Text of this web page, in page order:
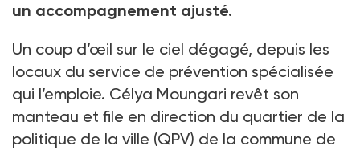
un accompagnement ajusté.
Un coup d’œil sur le ciel dégagé, depuis les
locaux du service de prévention spécialisée
qui l’emploie. Célya Moungari revêt son
manteau et file en direction du quartier de la
politique de la ville (QPV) de la commune de